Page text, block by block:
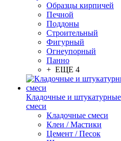
Образцы кирпичей
Печной
Поддоны
Строительный
Фигурный
Огнеупорный
Панно
+ ЕЩЕ 4
Кладочные и штукатурные
смеси
Кладочные смеси
Клеи / Мастики
Цемент / Песок